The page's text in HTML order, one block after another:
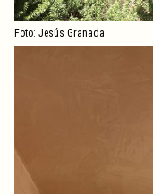
Foto: Jesús Granada